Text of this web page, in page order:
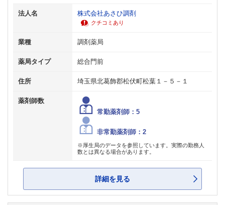
法人名 株式会社あさひ調剤
クチコミあり
業種 調剤薬局
薬局タイプ 総合門前
住所 埼玉県北葛飾郡松伏町松葉１－５－１
薬剤師数
常勤薬剤師：5
非常勤薬剤師：2
※厚生局のデータを参照しています。実際の勤務人
数とは異なる場合があります。
詳細を見る